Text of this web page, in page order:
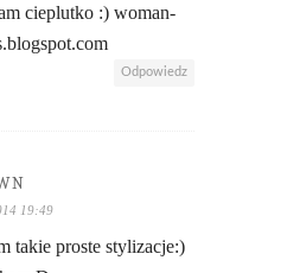
cieplutko :) woman-
Odpowiedz
19:49
takie proste stylizacje:)